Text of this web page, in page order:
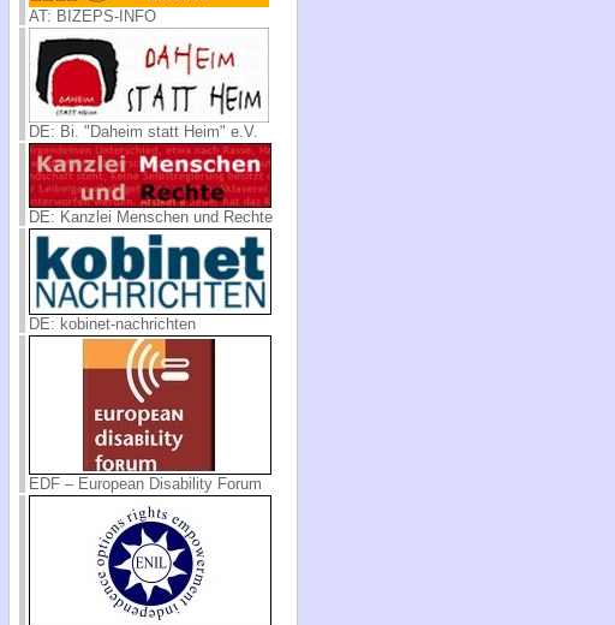
AT: BIZEPS-INFO
DE: Bi. "Daheim statt Heim" e.V.
DE: Kanzlei Menschen und Rechte
DE: kobinet-nachrichten
EDF – European Disability Forum